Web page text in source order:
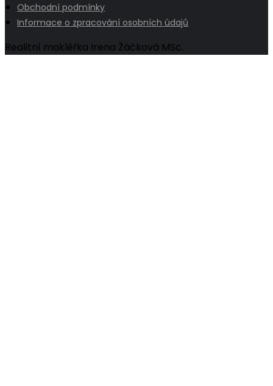
Obchodní podmínky
Informace o zpracování osobních údajů
Realitní makléřka Irena Žáčková MSc.